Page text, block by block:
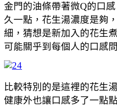
金門的油條帶著微Q的口
久一點，花生湯濃度是夠
細，猜想是新加入的花生
可能關乎到每個人的口感
比較特別的是這裡的花生
健康外也讓口感多了一點